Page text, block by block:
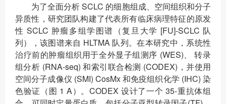
为了全面分析 SCLC 的细胞组成、空间组织和分子
异质性，研究团队构建了代表所有临床病理特征的原发
性 SCLC 肿瘤多组学图谱（复旦大学 [FU]-SCLC 队
列），该图谱来自 HLTMA 队列。在本研究中，系统性
治疗前的肿瘤组织用于全外显子组测序 (WES)、 转录
组分析 (RNA-seq) 和索引联合检测 (CODEX)，并使用
空间分子成像仪 (SMI) CosMx 和免疫组织化学 (IHC) 染
色验证（图 1 A）。CODEX 设计了一个 35-重抗体组